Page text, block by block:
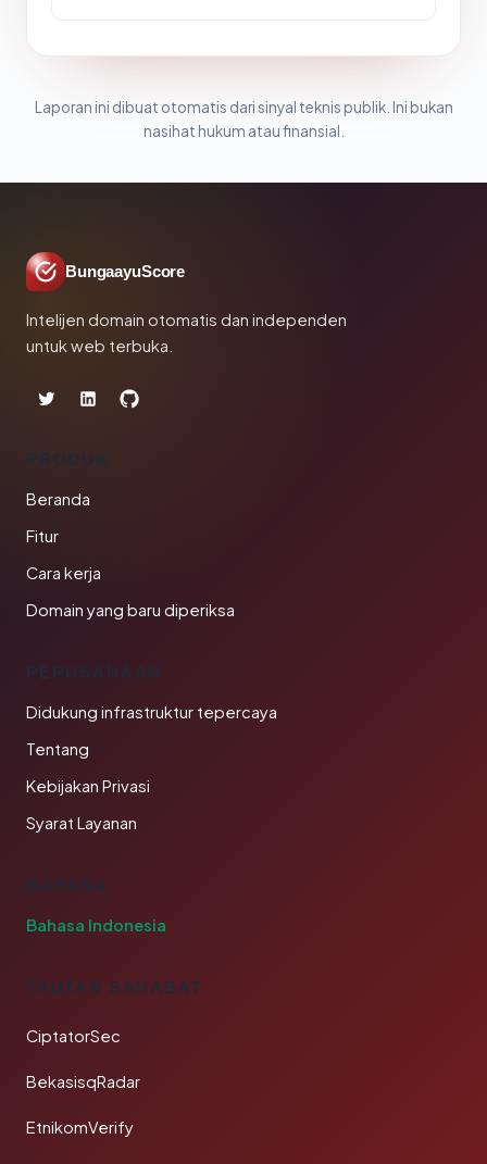
Laporan ini dibuat otomatis dari sinyal teknis publik. Ini bukan
nasihat hukum atau finansial.
BungaayuScore
Intelijen domain otomatis dan independen
untuk web terbuka.
PRODUK
Beranda
Fitur
Cara kerja
Domain yang baru diperiksa
PERUSAHAAN
Didukung infrastruktur tepercaya
Tentang
Kebijakan Privasi
Syarat Layanan
BAHASA
Bahasa Indonesia
TAUTAN SAHABAT
CiptatorSec
BekasisqRadar
EtnikomVerify